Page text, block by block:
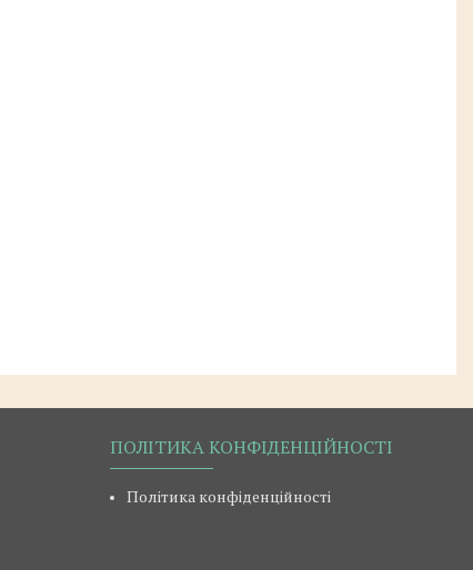
ПОЛІТИКА КОНФІДЕНЦІЙНОСТІ
Політика конфіденційності